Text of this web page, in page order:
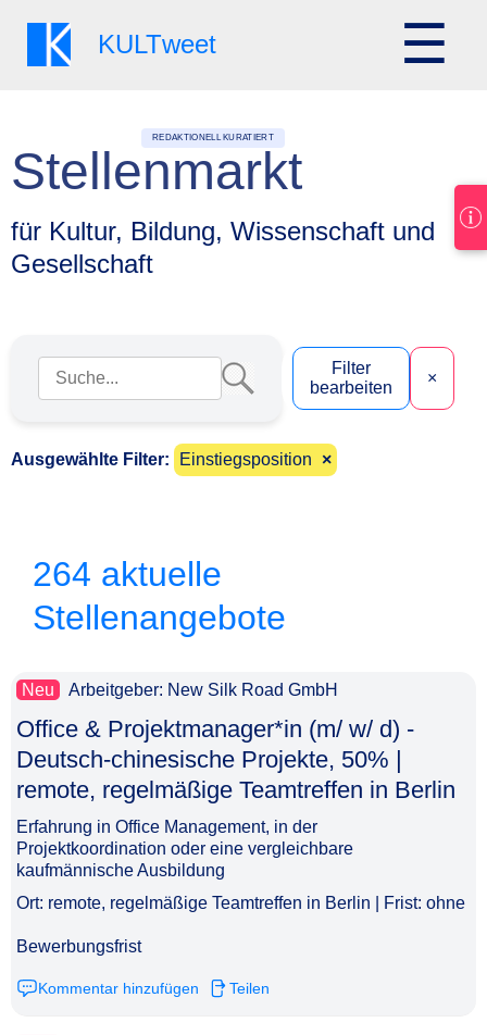
KULTweet ☰
REDAKTIONELL KURATIERT
Stellenmarkt
für Kultur, Bildung, Wissenschaft und
Gesellschaft
Suchbegriff eingeben
Filter
bearbeiten
×
Ausgewählte Filter: Einstiegsposition ×
264 aktuelle
Stellenangebote
Neu Arbeitgeber: New Silk Road GmbH
Office & Projektmanager*in (m/ w/ d) -
Deutsch-chinesische Projekte, 50% |
remote, regelmäßige Teamtreffen in Berlin​‌‌‌‌​‌​‌‌‌‌​​​​‌​‌
Erfahrung in Office Management, in der
Projektkoordination oder eine vergleichbare
kaufmännische Ausbildung
Ort: remote, regelmäßige Teamtreffen in Berlin | Frist: ohne
Bewerbungsfrist
Kommentar hinzufügen Teilen